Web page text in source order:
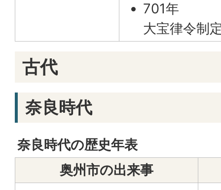
701年
大宝律令制
古代
奈良時代
奈良時代の歴史年表
奥州市の出来事